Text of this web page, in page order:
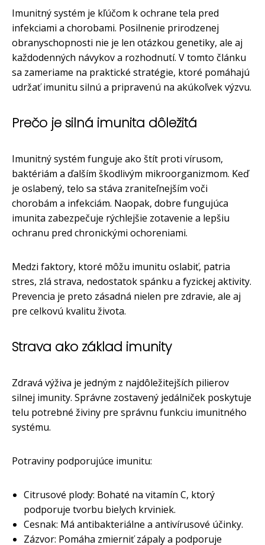
Imunitný systém je kľúčom k ochrane tela pred
infekciami a chorobami. Posilnenie prirodzenej
obranyschopnosti nie je len otázkou genetiky, ale aj
každodenných návykov a rozhodnutí. V tomto článku
sa zameriame na praktické stratégie, ktoré pomáhajú
udržať imunitu silnú a pripravenú na akúkoľvek výzvu.
Prečo je silná imunita dôležitá
Imunitný systém funguje ako štít proti vírusom,
baktériám a ďalším škodlivým mikroorganizmom. Keď
je oslabený, telo sa stáva zraniteľnejším voči
chorobám a infekciám. Naopak, dobre fungujúca
imunita zabezpečuje rýchlejšie zotavenie a lepšiu
ochranu pred chronickými ochoreniami.
Medzi faktory, ktoré môžu imunitu oslabiť, patria
stres, zlá strava, nedostatok spánku a fyzickej aktivity.
Prevencia je preto zásadná nielen pre zdravie, ale aj
pre celkovú kvalitu života.
Strava ako základ imunity
Zdravá výživa je jedným z najdôležitejších pilierov
silnej imunity. Správne zostavený jedálniček poskytuje
telu potrebné živiny pre správnu funkciu imunitného
systému.
Potraviny podporujúce imunitu:
Citrusové plody: Bohaté na vitamín C, ktorý
podporuje tvorbu bielych krviniek.
Cesnak: Má antibakteriálne a antivírusové účinky.
Zázvor: Pomáha zmierniť zápaly a podporuje